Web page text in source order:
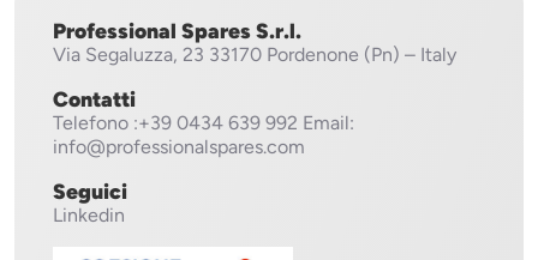
Professional Spares S.r.l.
Via Segaluzza, 23 33170 Pordenone (Pn) – Italy
Contatti
Telefono :+39 0434 639 992 Email:
info@professionalspares.com
Seguici
Linkedin